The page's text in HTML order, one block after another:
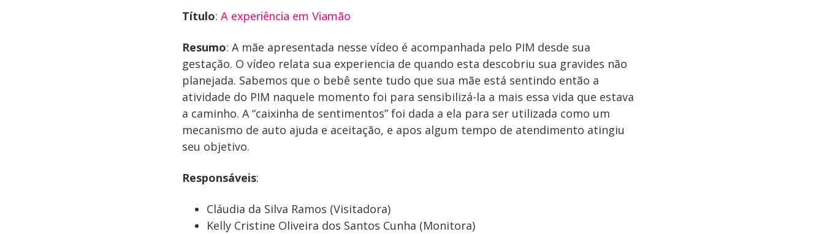
Título: A experiência em Viamão
Resumo: A mãe apresentada nesse vídeo é acompanhada pelo PIM desde sua
gestação. O vídeo relata sua experiencia de quando esta descobriu sua gravides não
planejada. Sabemos que o bebê sente tudo que sua mãe está sentindo então a
atividade do PIM naquele momento foi para sensibilizá-la a mais essa vida que estava
a caminho. A “caixinha de sentimentos” foi dada a ela para ser utilizada como um
mecanismo de auto ajuda e aceitação, e apos algum tempo de atendimento atingiu
seu objetivo.
Responsáveis:
Cláudia da Silva Ramos (Visitadora)
Kelly Cristine Oliveira dos Santos Cunha (Monitora)